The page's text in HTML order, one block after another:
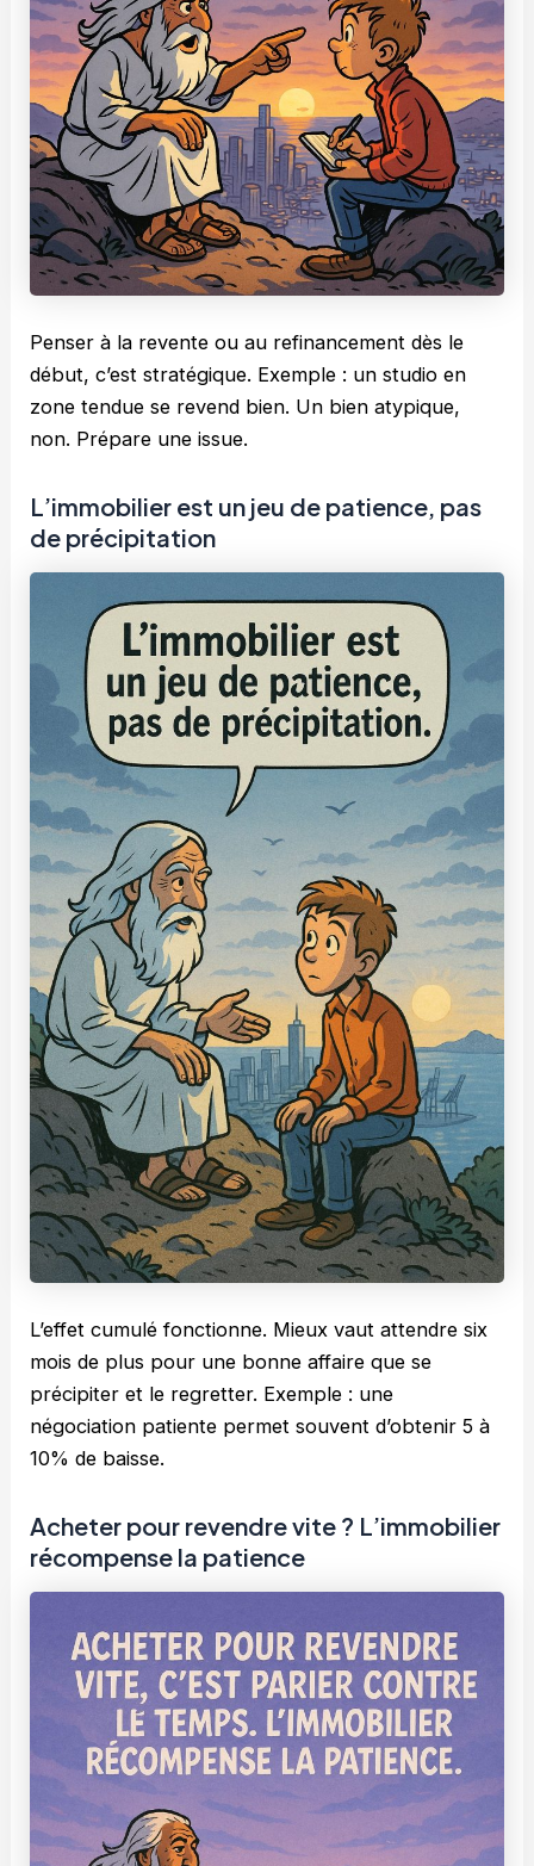
Penser à la revente ou au refinancement dès le
début, c’est stratégique. Exemple : un studio en
zone tendue se revend bien. Un bien atypique,
non. Prépare une issue.
L’immobilier est un jeu de patience, pas
de précipitation
L’effet cumulé fonctionne. Mieux vaut attendre six
mois de plus pour une bonne affaire que se
précipiter et le regretter. Exemple : une
négociation patiente permet souvent d’obtenir 5 à
10% de baisse.
Acheter pour revendre vite ? L’immobilier
récompense la patience